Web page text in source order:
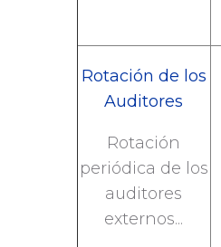
Rotación de los
Auditores
Rotación
periódica de los
auditores
externos...